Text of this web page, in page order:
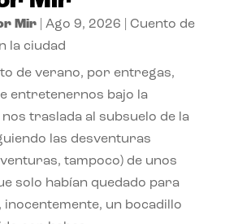
Mir| Ago 9, 2026
Cuento de
la ciudad
de verano, por entregas,
entretenernos bajo la
traslada al subsuelo de la
las desventuras
tampoco) de unos
solo habían quedado para
un bocadillo